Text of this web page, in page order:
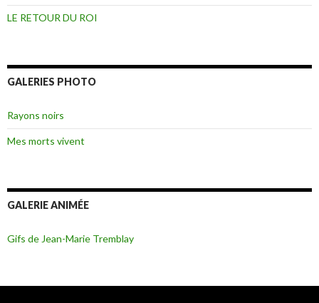
LE RETOUR DU ROI
GALERIES PHOTO
Rayons noirs
Mes morts vivent
GALERIE ANIMÉE
Gifs de Jean-Marie Tremblay